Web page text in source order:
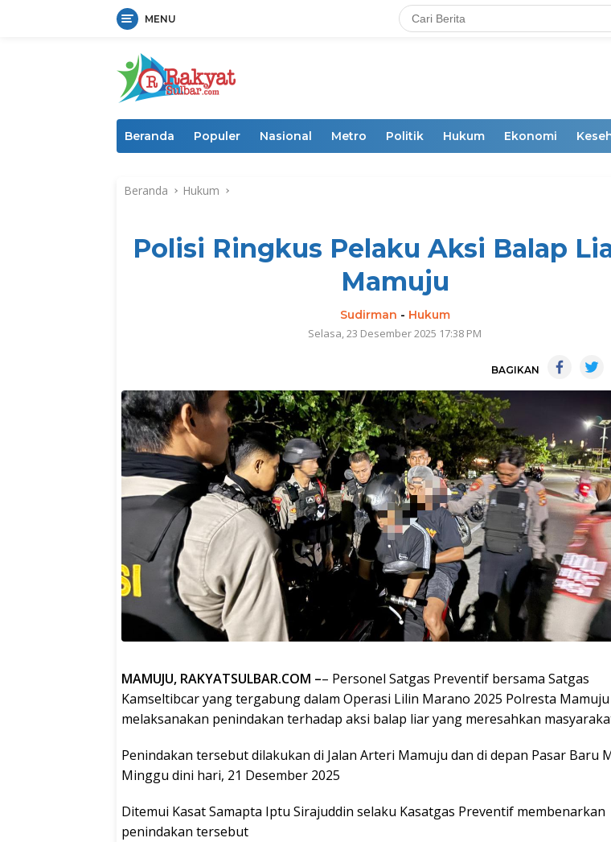
MENU
Beranda Populer Nasional Metro Politik Hukum Ekonomi
Beranda Hukum
Polisi Ringkus Pelaku Aksi Balap
Mamuju
Sudirman - Hukum
Selasa, 23 Desember 2025 17:38 PM
BAGIKAN
MAMUJU, RAKYATSULBAR.COM –– Personel Satgas Preventif bersama Satgas
Kamseltibcar yang tergabung dalam Operasi Lilin Marano 2025 Polresta Mamuju
melaksanakan penindakan terhadap aksi balap liar yang meresahkan
Penindakan tersebut dilakukan di Jalan Arteri Mamuju dan di depan Pasar Baru
Minggu dini hari, 21 Desember 2025
Ditemui Kasat Samapta Iptu Sirajuddin selaku Kasatgas Preventif membenarkan
penindakan tersebut